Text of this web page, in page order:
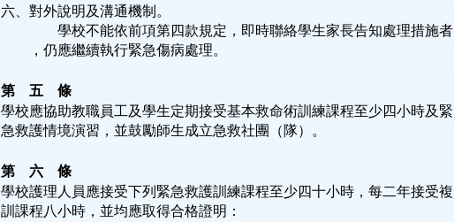
六、對外說明及溝通機制。
學校不能依前項第四款規定，即時聯絡學生家長告知處理措施者
，仍應繼續執行緊急傷病處理。
第 五 條
學校應協助教職員工及學生定期接受基本救命術訓練課程至少四小時及緊
急救護情境演習，並鼓勵師生成立急救社團（隊）。
第 六 條
學校護理人員應接受下列緊急救護訓練課程至少四十小時，每二年接受複
訓課程八小時，並均應取得合格證明：